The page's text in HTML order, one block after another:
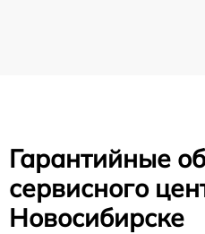
Гарантийные
сервисного
Новосибирске